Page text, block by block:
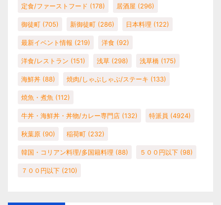
定食/ファーストフード (178) 居酒屋 (296)
御徒町 (705) 新御徒町 (286) 日本料理 (122)
最新イベント情報 (219) 洋食 (92)
洋食/レストラン (151) 浅草 (298) 浅草橋 (175)
海鮮丼 (88) 焼肉/しゃぶしゃぶ/ステーキ (133)
焼魚・煮魚 (112)
牛丼・海鮮丼・丼物/カレー専門店 (132) 特派員 (4924)
秋葉原 (90) 稲荷町 (232)
韓国・コリアン料理/多国籍料理 (88) ５００円以下 (98)
７００円以下 (210)